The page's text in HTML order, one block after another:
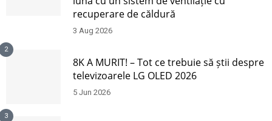
recuperare de căldură
3 Aug 2026
2
8K A MURIT! – Tot ce trebuie să știi despre
televizoarele LG OLED 2026
5 Jun 2026
3